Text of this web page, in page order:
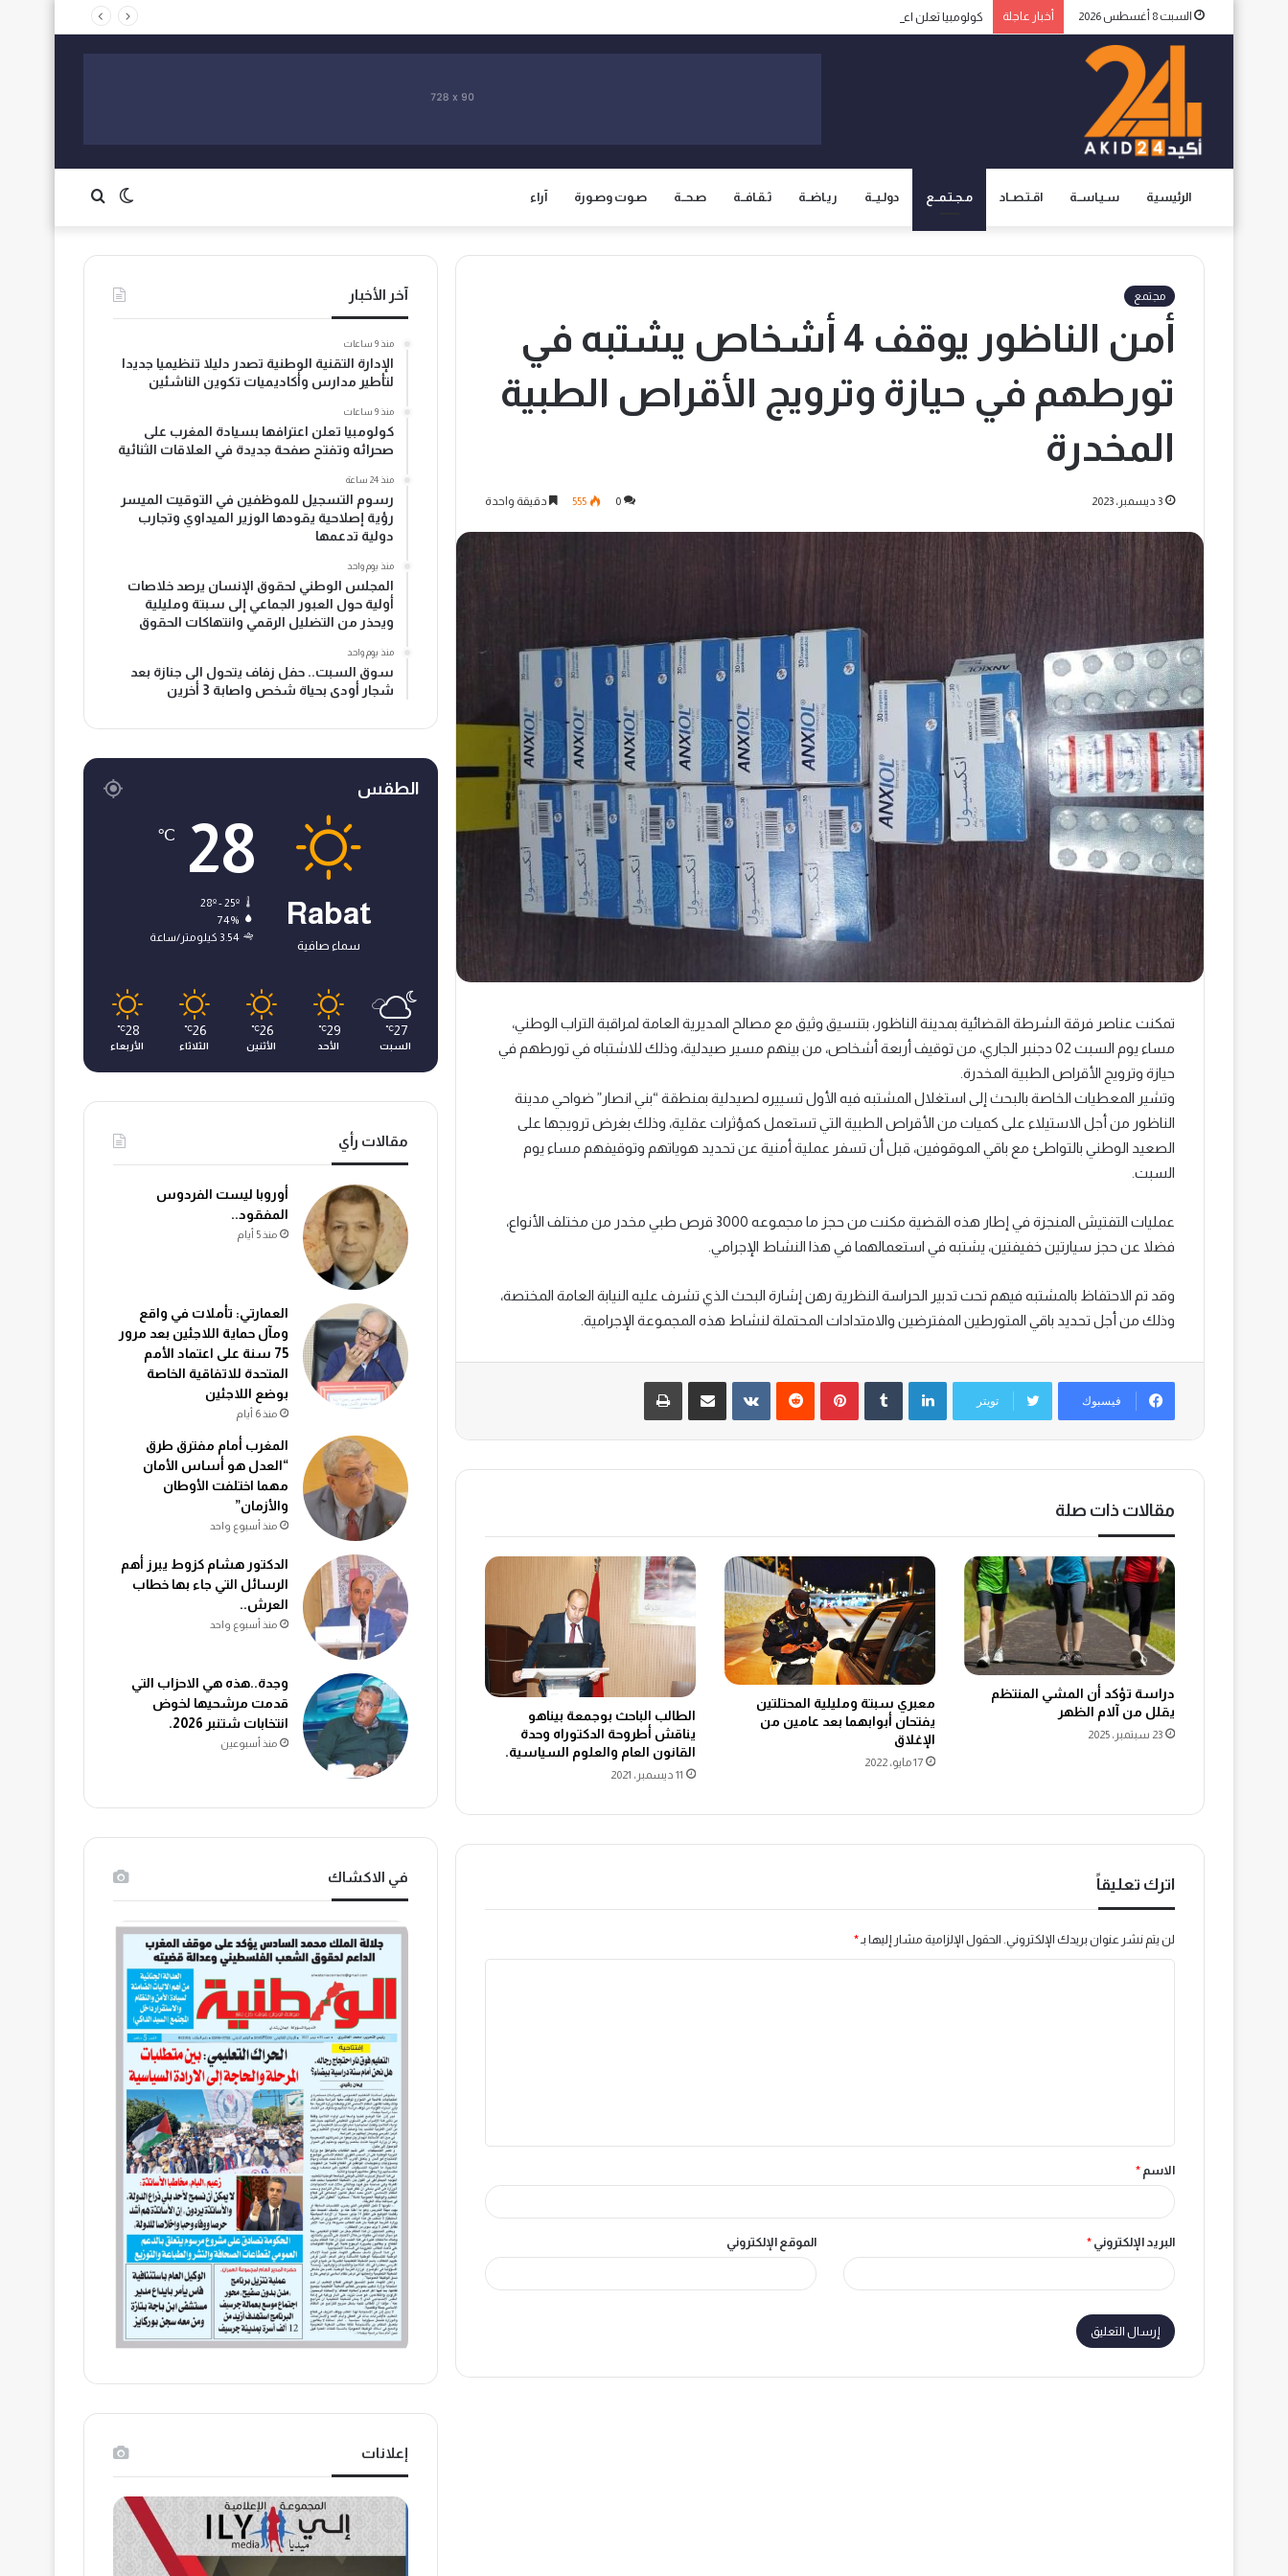
السبت 8 أغسطس 2026 أخبار عاجلة كولومبيا تعلن اعترافها بسيادة المغرب على صحرائه وتفتح صفحة جديدة في العلاقات الثنائية
الرئيسية سـيـاســة اقـتـصــاد مـجـتـمــع دولـيــة ريـاضــة ثـقـافــة صـحــة صـوت وصـورة آراء الوضع
المظلم
مجتمع
أمن الناظور يوقف 4 أشخاص يشتبه في
تورطهم في حيازة وترويج الأقراص الطبية
المخدرة
3 ديسمبر، 2023 0
555 دقيقة واحدة
تمكنت عناصر فرقة الشرطة القضائية بمدينة الناظور، بتنسيق وثيق مع مصالح المديرية العامة لمراقبة التراب الوطني،
مساء يوم السبت 02 دجنبر الجاري، من توقيف أربعة أشخاص، من بينهم مسير صيدلية، وذلك للاشتباه في تورطهم في
حيازة وترويج الأقراص الطبية المخدرة.
وتشير المعطيات الخاصة بالبحث إلى استغلال المشتبه فيه الأول تسييره لصيدلية بمنطقة “بني انصار” ضواحي مدينة
الناظور من أجل الاستيلاء على كميات من الأقراص الطبية التي تستعمل كمؤثرات عقلية، وذلك بغرض ترويجها على
الصعيد الوطني بالتواطئ مع باقي الموقوفين، قبل أن تسفر عملية أمنية عن تحديد هوياتهم وتوقيفهم مساء يوم
السبت.
عمليات التفتيش المنجزة في إطار هذه القضية مكنت من حجز ما مجموعه 3000 قرص طبي مخدر من مختلف الأنواع،
فضلا عن حجز سيارتين خفيفتين، يشتبه في استعمالهما في هذا النشاط الإجرامي.
وقد تم الاحتفاظ بالمشتبه فيهم تحت تدبير الحراسة النظرية رهن إشارة البحث الذي تشرف عليه النيابة العامة المختصة،
وذلك من أجل تحديد باقي المتورطين المفترضين والامتدادات المحتملة لنشاط هذه المجموعة الإجرامية.
فيسبوك تويتر
لينكدإن بينتيريست ‏VKontakte
مقالات ذات صلة
دراسة تؤكد أن المشي المنتظم
يقلل من آلام الظهر
23 سبتمبر، 2025
معبري سبتة ومليلية المحتلتين
يفتحان أبوابهما بعد عامين من
الإغلاق
17 مايو، 2022
الطالب الباحث بوجمعة بيناهو
يناقش أطروحة الدكتوراه وحدة
القانون العام والعلوم السياسية.
11 ديسمبر، 2021
اترك تعليقاً
لن يتم نشر عنوان بريدك الإلكتروني. الحقول الإلزامية مشار إليها بـ *
ق
*
الاسم *
البريد الإلكتروني * الموقع الإلكتروني
آخر الأخبار
منذ 9 ساعات
الإدارة التقنية الوطنية تصدر دليلا تنظيميا جديدا
لتأطير مدارس وأكاديميات تكوين الناشئين
منذ 9 ساعات
كولومبيا تعلن اعترافها بسيادة المغرب على
صحرائه وتفتح صفحة جديدة في العلاقات الثنائية
منذ 24 ساعة
رسوم التسجيل للموظفين في التوقيت الميسر
رؤية إصلاحية يقودها الوزير الميداوي وتجارب
دولية تدعمها
منذ يوم واحد
المجلس الوطني لحقوق الإنسان يرصد خلاصات
أولية حول العبور الجماعي إلى سبتة ومليلية
ويحذر من التضليل الرقمي وانتهاكات الحقوق
منذ يوم واحد
سوق السبت.. حفل زفاف يتحول الى جنازة بعد
شجار أودى بحياة شخص واصابة 3 أخرين
الطقس
Rabat
سماء صافية
28
℃
28º - 25º
74%
3.54 كيلومتر/ساعة
27
℃
السبت
29
℃
الأحد
26
℃
الأثنين
26
℃
الثلاثاء
28
℃
الأربعاء
مقالات رأي
أوروبا ليست الفردوس
المفقود..
منذ 5 أيام
العمارتي: تأملات في واقع
ومآل حماية اللاجئين بعد مرور
75 سنة على اعتماد الأمم
المتحدة للاتفاقية الخاصة
بوضع اللاجئين
منذ 6 أيام
المغرب أمام مفترق طرق
“العدل هو أساس الأمان
مهما اختلفت الأوطان
والأزمان”
منذ أسبوع واحد
الدكتور هشام كزوط يبرز أهم
الرسائل التي جاء بها خطاب
العرش..
منذ أسبوع واحد
وجدة..هذه هي الاحزاب التي
قدمت مرشحيها لخوض
انتخابات شتنبر 2026.
منذ أسبوعين
في الاكشاك
إعلانات